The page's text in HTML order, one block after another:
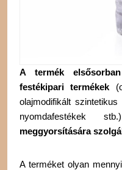
A termék
festékipari termékek
olajmodifikált
nyomdafestékek
meggyorsítására
A terméket olyan